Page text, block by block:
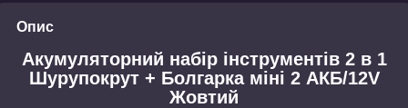
Опис
Акумуляторний набір інструментів 2 в 1
Шурупокрут + Болгарка міні 2 АКБ/12V
Жовтий